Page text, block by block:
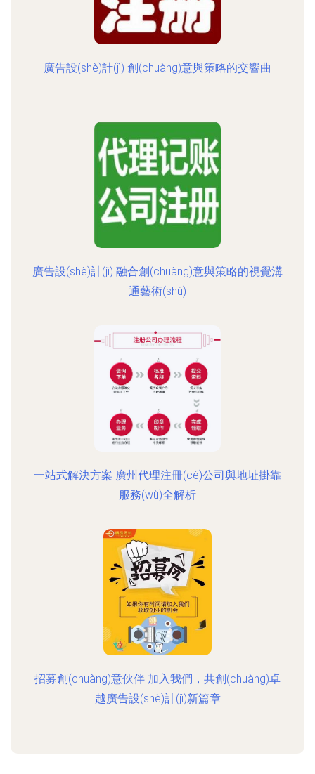
廣告設(shè)計(jì) 創(chuàng)意與策略的交響曲
廣告設(shè)計(jì) 融合創(chuàng)意與策略的視覺溝
通藝術(shù)
一站式解決方案 廣州代理注冊(cè)公司與地址掛靠
服務(wù)全解析
招募創(chuàng)意伙伴 加入我們，共創(chuàng)卓
越廣告設(shè)計(jì)新篇章